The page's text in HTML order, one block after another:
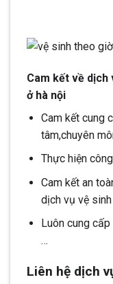
Cam kết về
ở hà nội
Cam kết cung
tâm,chuyên
Thực hiện
Cam kết an
dịch vụ vệ
Luôn cung
…
Liên hệ dịch